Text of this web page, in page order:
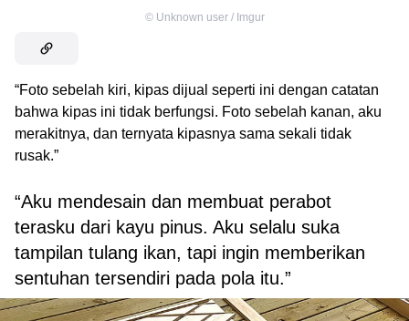
© Unknown user / Imgur
“Foto sebelah kiri, kipas dijual seperti ini dengan catatan
bahwa kipas ini tidak berfungsi. Foto sebelah kanan, aku
merakitnya, dan ternyata kipasnya sama sekali tidak
rusak.”
“Aku mendesain dan membuat perabot
terasku dari kayu pinus. Aku selalu suka
tampilan tulang ikan, tapi ingin memberikan
sentuhan tersendiri pada pola itu.”